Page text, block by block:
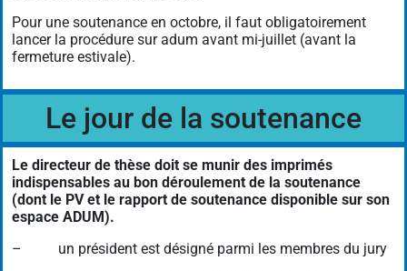
Pour une soutenance en octobre, il faut obligatoirement
lancer la procédure sur adum avant mi-juillet (avant la
fermeture estivale).
Le jour de la soutenance
Le directeur de thèse doit se munir des imprimés
indispensables au bon déroulement de la soutenance
(dont le PV et le rapport de soutenance disponible sur son
espace ADUM).
– un président est désigné parmi les membres du jury